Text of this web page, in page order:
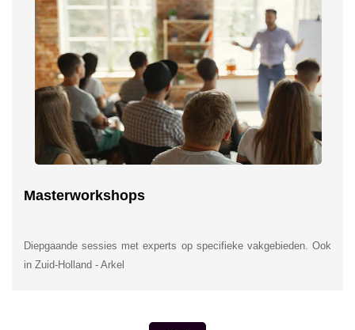
Masterworkshops
Diepgaande sessies met experts op specifieke vakgebieden. Ook
in Zuid-Holland - Arkel